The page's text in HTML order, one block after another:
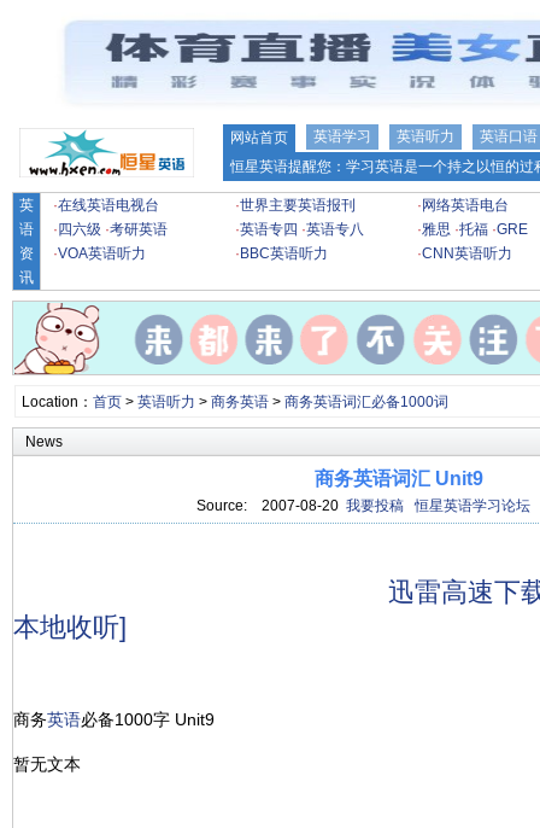
网站首页 英语学习 英语听力
英语口语
恒星英语提醒您：学习英语是一个持之以恒的
英
语
资
讯
·在线英语电视台 ·世界主要英语报刊 · 网络英语电台
· 四六级 ·考研英语 ·英语专四 ·英语专八 ·雅思 ·托福 ·GRE
·VOA英语听力 · BBC英语听力 ·CNN英语听力
Location： 首页> 英语听力 > 商务英语> 商务英语词汇必备1000词
News
商务英语词汇 Unit9
Source: 2007-08-20 我要投稿 恒星英语学习论坛
迅雷高速下
本地收听]
商务英语必备1000字 Unit9
暂无文本